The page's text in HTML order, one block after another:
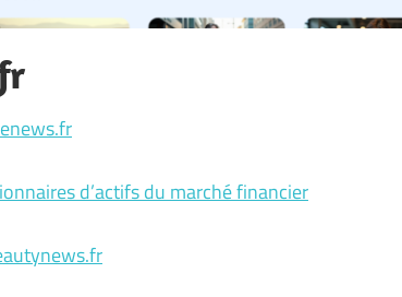
d’actifs du marché financier